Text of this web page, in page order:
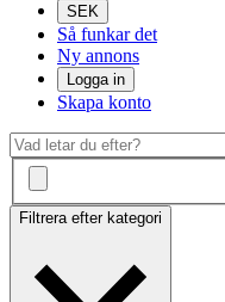
SEK
Så funkar det
Ny annons
Logga in
Skapa konto
Filtrera efter kategori